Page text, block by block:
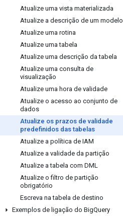
Atualize uma vista materializada
Atualize a descrição de um modelo
Atualize uma rotina
Atualize uma tabela
Atualize uma descrição da tabela
Atualize uma consulta de
visualização
Atualize uma hora de validade
Atualize o acesso ao conjunto de
dados
Atualize os prazos de validade
predefinidos das tabelas
Atualize a política de IAM
Atualize a validade da partição
Atualize a tabela com DML
Atualize o filtro de partição
obrigatório
Escreva na tabela de destino
Exemplos de ligação do BigQuery
Produtos e preços
Veja todos os produtos
Preços do Google Cloud
Google Cloud Marketplace